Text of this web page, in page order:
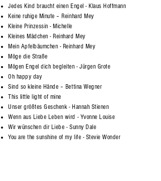
Jedes Kind braucht einen Engel - Klaus Hoffmann
Keine ruhige Minute – Reinhard Mey
Kleine Prinzessin - Michelle
Kleines Mädchen - Reinhard Mey
Mein Apfelbäumchen - Reinhard Mey
Möge die Straße
Mögen Engel dich begleiten - Jürgen Grote
Oh happy day
Sind so kleine Hände – Bettina Wegner
This little light of mine
Unser größtes Geschenk - Hannah Stienen
Wenn aus Liebe Leben wird - Yvonne Louise
Wir wünschen dir Liebe - Sunny Dale
You are the sunshine of my life - Stevie Wonder